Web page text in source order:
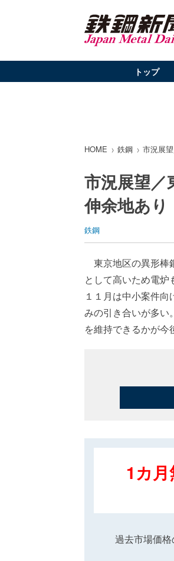
トップ
HOME 鉄鋼 市況展
市況展望／
伸余地あり
鉄鋼
東京地区の異形棒
として高いため電
１１月は中小案件
みの引き合いが多
を維持できるかが今
1カ
過去市場価